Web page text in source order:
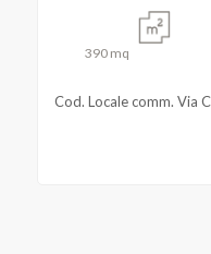
390mq
Cod. Locale comm. Via